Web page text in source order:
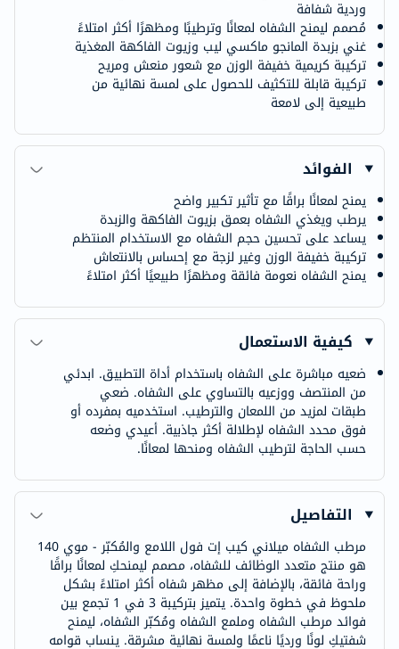
وردية شفافة
مُصمم ليمنح الشفاه لمعانًا وترطيبًا ومظهرًا أكثر امتلاءً
غني بزبدة المانجو ماكسي ليب وزيوت الفاكهة المغذية
تركيبة كريمية خفيفة الوزن مع شعور منعش ومريح
تركيبة قابلة للتكثيف للحصول على لمسة نهائية من
طبيعية إلى لامعة
الفوائد
يمنح لمعانًا براقًا مع تأثير تكبير واضح
يرطب ويغذي الشفاه بعمق بزيوت الفاكهة والزبدة
يساعد على تحسين حجم الشفاه مع الاستخدام المنتظم
تركيبة خفيفة الوزن وغير لزجة مع إحساس بالانتعاش
يمنح الشفاه نعومة فائقة ومظهرًا طبيعيًا أكثر امتلاءً
كيفية الاستعمال
ضعيه مباشرة على الشفاه باستخدام أداة التطبيق. ابدئي
من المنتصف ووزعيه بالتساوي على الشفاه. ضعي
طبقات لمزيد من اللمعان والترطيب. استخدميه بمفرده أو
فوق محدد الشفاه لإطلالة أكثر جاذبية. أعيدي وضعه
حسب الحاجة لترطيب الشفاه ومنحها لمعانًا.
التفاصيل
مرطب الشفاه ميلاني كيب إت فول اللامع والمُكبّر - موي 140
هو منتج متعدد الوظائف للشفاه، مصمم ليمنحكِ لمعانًا براقًا
وراحة فائقة، بالإضافة إلى مظهر شفاه أكثر امتلاءً بشكل
ملحوظ في خطوة واحدة. يتميز بتركيبة 3 في 1 تجمع بين
فوائد مرطب الشفاه وملمع الشفاه ومُكبّر الشفاه، ليمنح
شفتيكِ لونًا ورديًا ناعمًا ولمسة نهائية مشرقة. ينساب قوامه